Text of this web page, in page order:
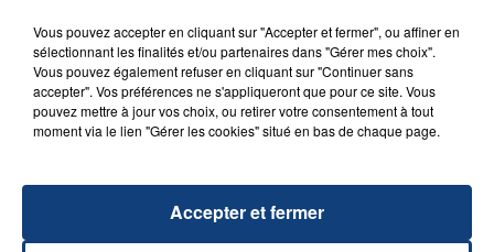
20 juillet 2026
UNE ADOLESCENTE DEVANT SE FAIRE
OPÉRER DE LA CHEVILLE RESSORT DE LA...
reconnu sa responsabilité et présenté ses
TITRES DIFFUSÉS
Vous pouvez accepter en cliquant sur "Accepter et fermer", ou affiner en
sélectionnant les finalités et/ou partenaires dans "Gérer mes choix".
Vous pouvez également refuser en cliquant sur "Continuer sans
accepter". Vos préférences ne s'appliqueront que pour ce site. Vous
pouvez mettre à jour vos choix, ou retirer votre consentement à tout
moment via le lien "Gérer les cookies" situé en bas de chaque page.
Accepter et fermer